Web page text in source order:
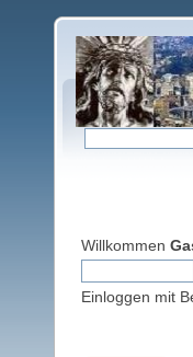
Willkommen
Einloggen mit